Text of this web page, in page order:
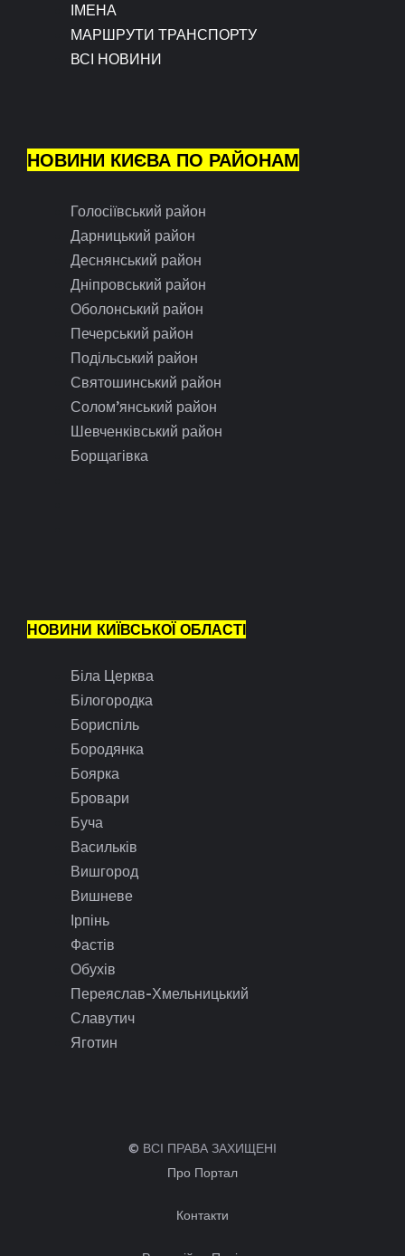
ІМЕНА
МАРШРУТИ ТРАНСПОРТУ
ВСІ НОВИНИ
НОВИНИ КИЄВА ПО РАЙОНАМ
Голосіївський район
Дарницький район
Деснянський район
Дніпровський район
Оболонський район
Печерський район
Подільський район
Святошинський район
Солом’янський район
Шевченківський район
Борщагівка
НОВИНИ КИЇВСЬКОЇ ОБЛАСТІ
Біла Церква
Білогородка
Бориспіль
Бородянка
Боярка
Бровари
Буча
Васильків
Вишгород
Вишневе
Ірпінь
Фастів
Обухів
Переяслав-Хмельницький
Славутич
Яготин
© ВСІ ПРАВА ЗАХИЩЕНІ
Про Портал
Контакти